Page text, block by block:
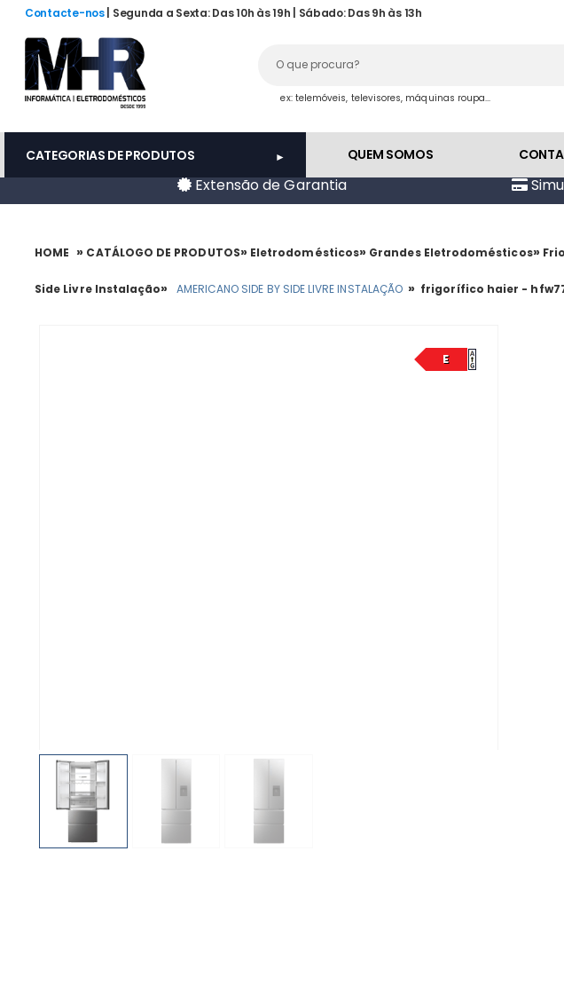
Contacte-nos | Segunda a Sexta: Das 10h às 19h | Sábado: Das 9h às 13h
ex: telemóveis, televisores, máquinas roupa...
CATEGORIAS DE PRODUTOS QUEM SOMOS
Extensão de Garantia
HOME » CATÁLOGO DE PRODUTOS»Eletrodomésticos» Grandes Eletrodomésticos»
Side Livre Instalação» AMERICANO SIDE BY SIDE LIVRE INSTALAÇÃO » frigorífico haier -
E